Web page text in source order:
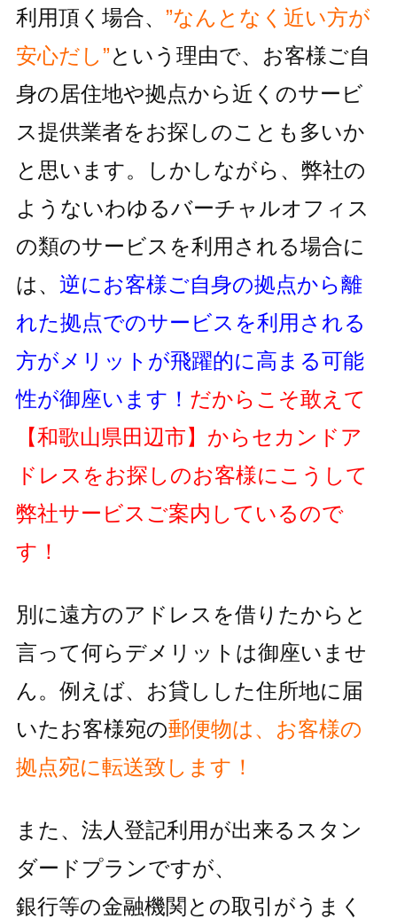
利用頂く場合、 ”なんとなく近い方が
安心だし”という理由で、お客様ご自
身の居住地や拠点から近くのサービ
ス提供業者をお探しのことも多いか
と思います。しかしながら、 弊社の
ようないわゆるバーチャルオフィス
の類のサービスを利用される場合に
は、 逆にお客様ご自身の拠点から離
れた拠点でのサービスを利用される
方がメリットが飛躍的に高まる可能
性が御座います！ だからこそ敢えて
【和歌山県田辺市】 からセカンドア
ドレスをお探しのお客様にこうして
弊社サービスご案内しているので
す！
別に遠方のアドレスを借りたからと
言って何らデメリットは御座いませ
ん。例えば、お貸しした住所地に届
いたお客様宛の郵便物は、お客様の
拠点宛に転送致します！
また、法人登記利用が出来るスタン
ダードプランですが、
銀行等の金融機関との取引がうまく